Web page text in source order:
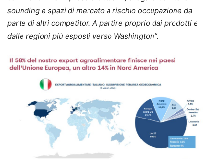
sounding e spazi di mercato a rischio occupazione da
parte di altri competitor. A partire proprio dai prodotti e
dalle regioni più esposti verso Washington”.